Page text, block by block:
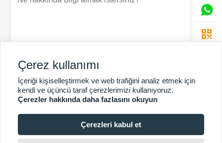
Gönder Gizlilik Politikası
DAHA FAZLA HIZMET


Çerez kullanımı
İçeriği kişiselleştirmek ve web trafiğini analiz etmek için
kendi ve üçüncü taraf çerezlerimizi kullanıyoruz.
Çerezler hakkında daha fazlasını okuyun
Çerezleri kabul et